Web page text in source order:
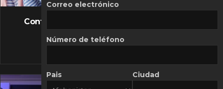
FLASH NEWS
Controversia de Mercado Libre por costos
10 MARZO, 2026
Correo electrónico
Número de teléfono
Pais Ciudad